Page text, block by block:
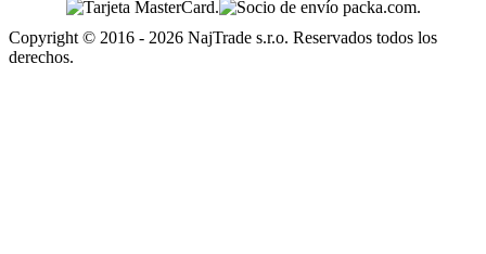
Copyright © 2016 - 2026 NajTrade s.r.o. Reservados todos los
derechos.